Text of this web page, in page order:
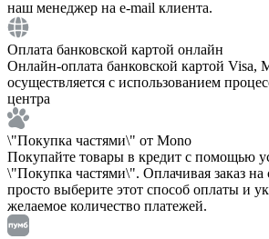
наш менеджер на e-mail клиента.
Оплата банковской картой онлайн
Онлайн-оплата банковской картой Visa,
осуществляется с использованием
центра
\"Покупка частями\" от Mono
Покупайте товары в кредит с помощью
\"Покупка частями\". Оплачивая заказ на
просто выберите этот способ оплаты и
желаемое количество платежей.